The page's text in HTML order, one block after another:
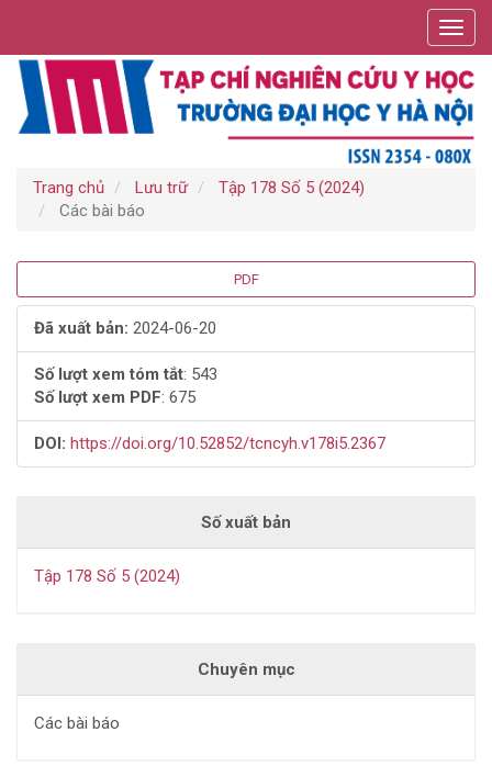
chính
Nội
dung
chính
Trang chủ Lưu trữ
Tập 178 Số 5 (2024)
Các bài báo
Thanh
bên
bài
viết
PDF
Đã xuất bản: 2024-06-20
Số lượt xem tóm tắt: 543
Số lượt xem PDF: 675
DOI: https://doi.org/10.52852/tcncyh.v178i5.2367
Số xuất bản
Tập 178 Số 5 (2024)
Chuyên mục
Các bài báo